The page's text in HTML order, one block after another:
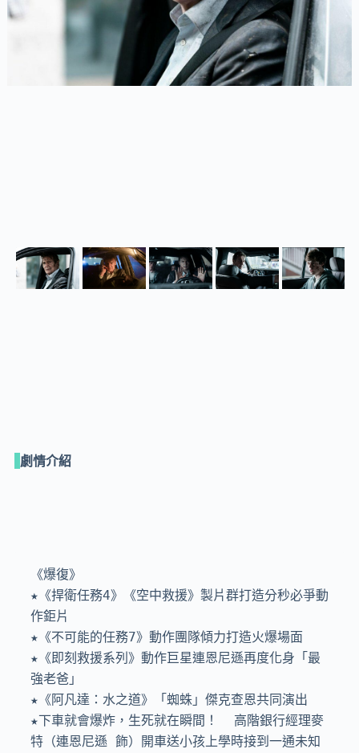
劇情介紹
《爆復》
★《捍衛任務4》《空中救援》製片群打造分秒必爭動
作鉅片
★《不可能的任務7》動作團隊傾力打造火爆場面
★《即刻救援系列》動作巨星連恩尼遜再度化身「最
強老爸」
★《阿凡達：水之道》「蜘蛛」傑克查恩共同演出
★下車就會爆炸，生死就在瞬間！  高階銀行經理麥
特（連恩尼遜 飾）開車送小孩上學時接到一通未知